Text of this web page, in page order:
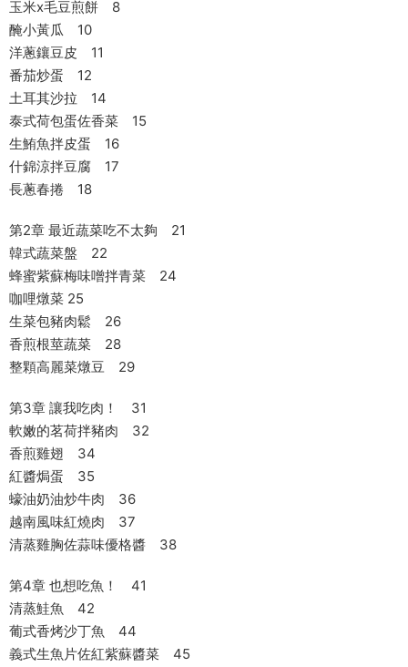
玉米x毛豆煎餅 8
醃小黃瓜 10
洋蔥鑲豆皮 11
番茄炒蛋 12
土耳其沙拉 14
泰式荷包蛋佐香菜 15
生鮪魚拌皮蛋 16
什錦涼拌豆腐 17
長蔥春捲 18
第2章 最近蔬菜吃不太夠 21
韓式蔬菜盤 22
蜂蜜紫蘇梅味噌拌青菜 24
咖哩燉菜 25
生菜包豬肉鬆 26
香煎根莖蔬菜 28
整顆高麗菜燉豆 29
第3章 讓我吃肉！ 31
軟嫩的茗荷拌豬肉 32
香煎雞翅 34
紅醬焗蛋 35
蠔油奶油炒牛肉 36
越南風味紅燒肉 37
清蒸雞胸佐蒜味優格醬 38
第4章 也想吃魚！ 41
清蒸鮭魚 42
葡式香烤沙丁魚 44
義式生魚片佐紅紫蘇醬菜 45